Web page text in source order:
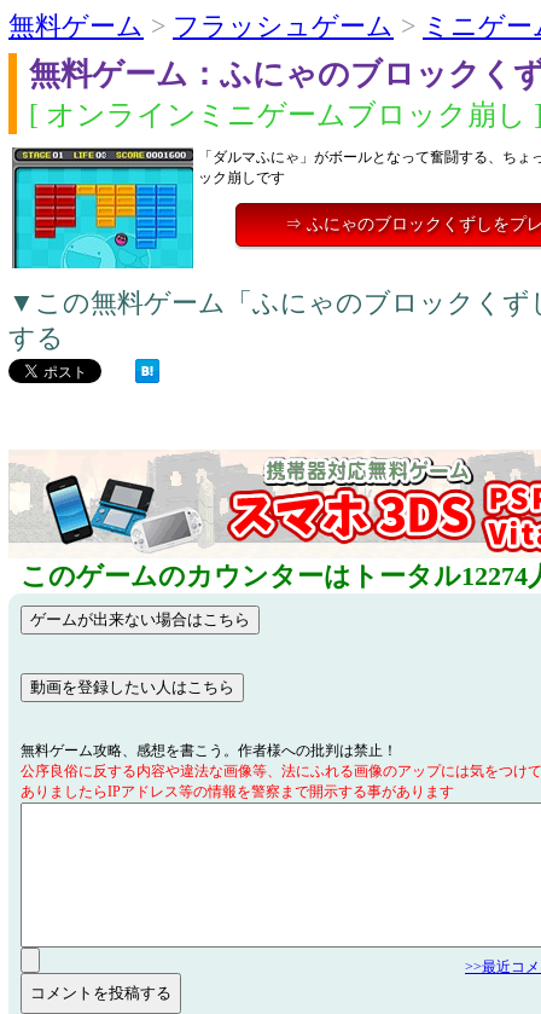
無料ゲーム > フラッシュゲーム > ミニゲー
無料ゲーム：ふにゃのブロックく
[ オンラインミニゲームブロック崩し
「ダルマふにゃ」がボールとなって奮闘する、ちょ
ック崩しです
⇒ ふにゃのブロックくずしをプ
▼この無料ゲーム「ふにゃのブロックくず
する
このゲームのカウンターはトータル12274
無料ゲーム攻略、感想を書こう。作者様への批判は禁止！
公序良俗に反する内容や違法な画像等、法にふれる画像のアップには気をつけ
ありましたらIPアドレス等の情報を警察まで開示する事があります
>>最近コ